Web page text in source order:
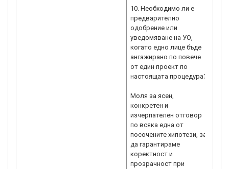
10. Необходимо ли е
предварително
одобрение или
уведомяване на УО,
когато едно лице бъде
ангажирано по повече
от един проект по
настоящата процедура?
Моля за ясен,
конкретен и
изчерпателен отговор
по всяка една от
посочените хипотези, за
да гарантираме
коректност и
прозрачност при